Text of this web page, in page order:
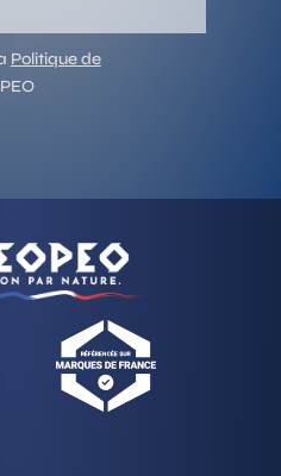
Politique de